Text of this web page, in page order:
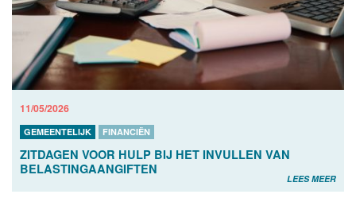
11/05/2026
GEMEENTELIJK FINANCIËN
ZITDAGEN VOOR HULP BIJ HET INVULLEN VAN
BELASTINGAANGIFTEN
LEES MEER